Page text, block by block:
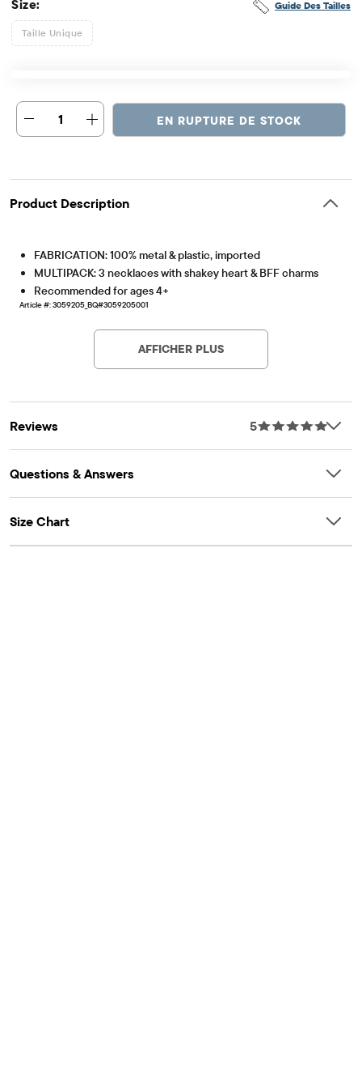
Guide Des Tailles
Size:
Taille Unique
1 EN RUPTURE DE STOCK
Product Description
FABRICATION: 100% metal & plastic, imported
MULTIPACK: 3 necklaces with shakey heart & BFF charms
Recommended for ages 4+
Article #: 3059205_BQ#3059205001
AFFICHER PLUS
Reviews 5
Questions & Answers
Size Chart